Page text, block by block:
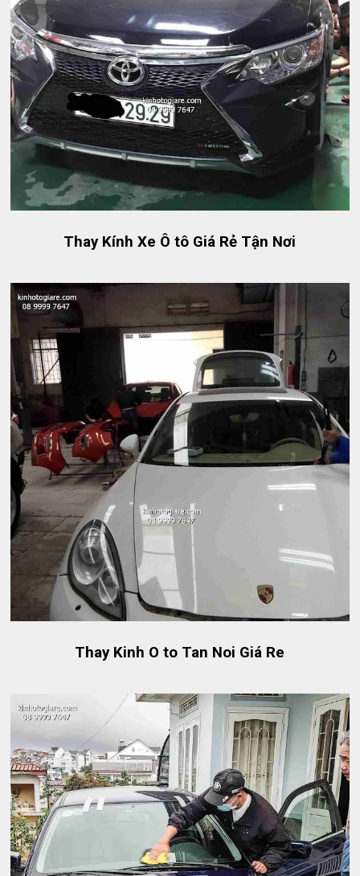
Thay Kính Xe Ô tô Giá Rẻ Tận Nơi
Thay Kinh O to Tan Noi Giá Re